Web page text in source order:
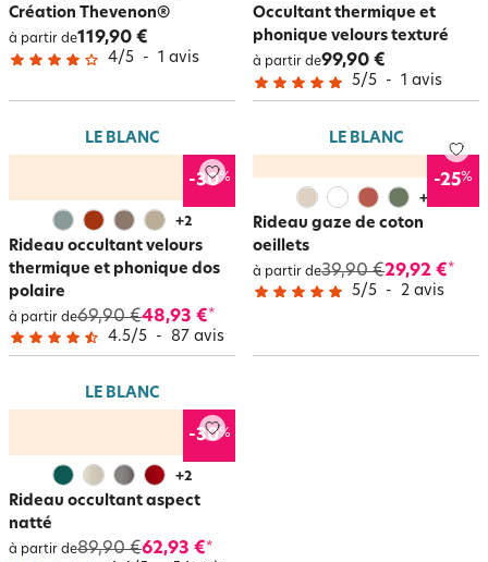
Création Thevenon®
à partir de119,90 €
4/5 - 1 avis
Occultant thermique et
phonique velours texturé
à partir de99,90 €
5/5 - 1 avis
LE BLANC
-30%
+2
Rideau occultant velours
thermique et phonique dos
polaire
à partir de69,90 €48,93 €*
4.5/5 - 87 avis
LE BLANC
-25%
+
Rideau gaze de coton
oeillets
à partir de39,90 €29,92 €*
5/5 - 2 avis
LE BLANC
-30%
+2
Rideau occultant aspect
natté
à partir de89,90 €62,93 €*